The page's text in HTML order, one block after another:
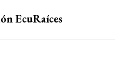
EcuRaíces